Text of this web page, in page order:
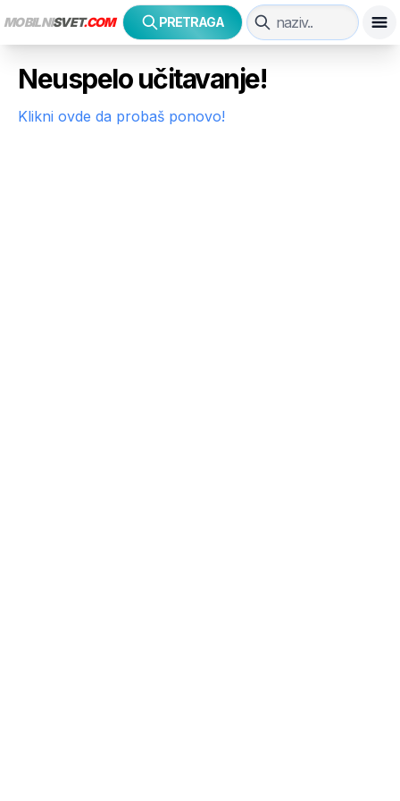
MOBILNISVET.COM PRETRAGA
Neuspelo učitavanje!
Klikni ovde da probaš ponovo!